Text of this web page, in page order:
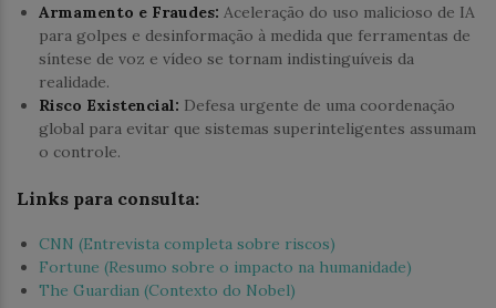
Armamento e Fraudes: Aceleração do uso malicioso de IA
para golpes e desinformação à medida que ferramentas de
síntese de voz e vídeo se tornam indistinguíveis da
realidade.
Risco Existencial: Defesa urgente de uma coordenação
global para evitar que sistemas superinteligentes assumam
o controle.
Links para consulta:
CNN (Entrevista completa sobre riscos)
Fortune (Resumo sobre o impacto na humanidade)
The Guardian (Contexto do Nobel)